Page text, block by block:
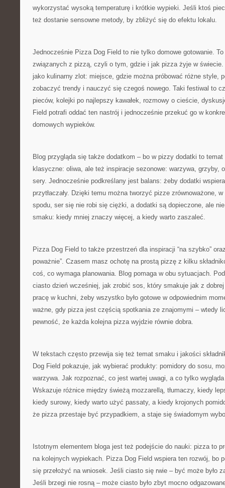
wykorzystać wysoką temperaturę i krótkie wypieki. Jeśli ktoś
też dostanie sensowne metody, by zbliżyć się do efektu lokalu.
Jednocześnie Pizza Dog Field to nie tylko domowe gotowanie.
związanych z pizzą, czyli o tym, gdzie i jak pizza żyje w
jako kulinarny zlot: miejsce, gdzie można próbować różne style,
zobaczyć trendy i nauczyć się czegoś nowego. Taki festiwal to
pieców, kolejki po najlepszy kawałek, rozmowy o cieście,
Field potrafi oddać ten nastrój i jednocześnie przekuć go w
domowych wypieków.
Blog przygląda się także dodatkom – bo w pizzy dodatki to
klasyczne: oliwa, ale też inspiracje sezonowe: warzywa, grzyby,
sery. Jednocześnie podkreślany jest balans: żeby dodatki
przytłaczały. Dzięki temu można tworzyć pizze zrównoważone,
spodu, ser się nie robi się ciężki, a dodatki są dopieczone, ale
smaku: kiedy mniej znaczy więcej, a kiedy warto zaszaleć.
Pizza Dog Field to także przestrzeń dla inspiracji “na szybko”
poważnie”. Czasem masz ochotę na prostą pizzę z kilku
coś, co wymaga planowania. Blog pomaga w obu sytuacjach.
ciasto dzień wcześniej, jak zrobić sos, który smakuje jak z
pracę w kuchni, żeby wszystko było gotowe w odpowiednim
ważne, gdy pizza jest częścią spotkania ze znajomymi – wtedy
pewność, że każda kolejna pizza wyjdzie równie dobra.
W tekstach często przewija się też temat smaku i jakości
Dog Field pokazuje, jak wybierać produkty: pomidory do sosu,
warzywa. Jak rozpoznać, co jest wartej uwagi, a co tylko
Wskazuje różnice między świeżą mozzarellą, tłumaczy, kiedy
kiedy surowy, kiedy warto użyć passaty, a kiedy krojonych
że pizza przestaje być przypadkiem, a staje się świadomym
Istotnym elementem bloga jest też podejście do nauki: pizza to
na kolejnych wypiekach. Pizza Dog Field wspiera ten rozwój, bo
się przełożyć na wniosek. Jeśli ciasto się rwie – być może było
Jeśli brzegi nie rosną – może ciasto było zbyt mocno